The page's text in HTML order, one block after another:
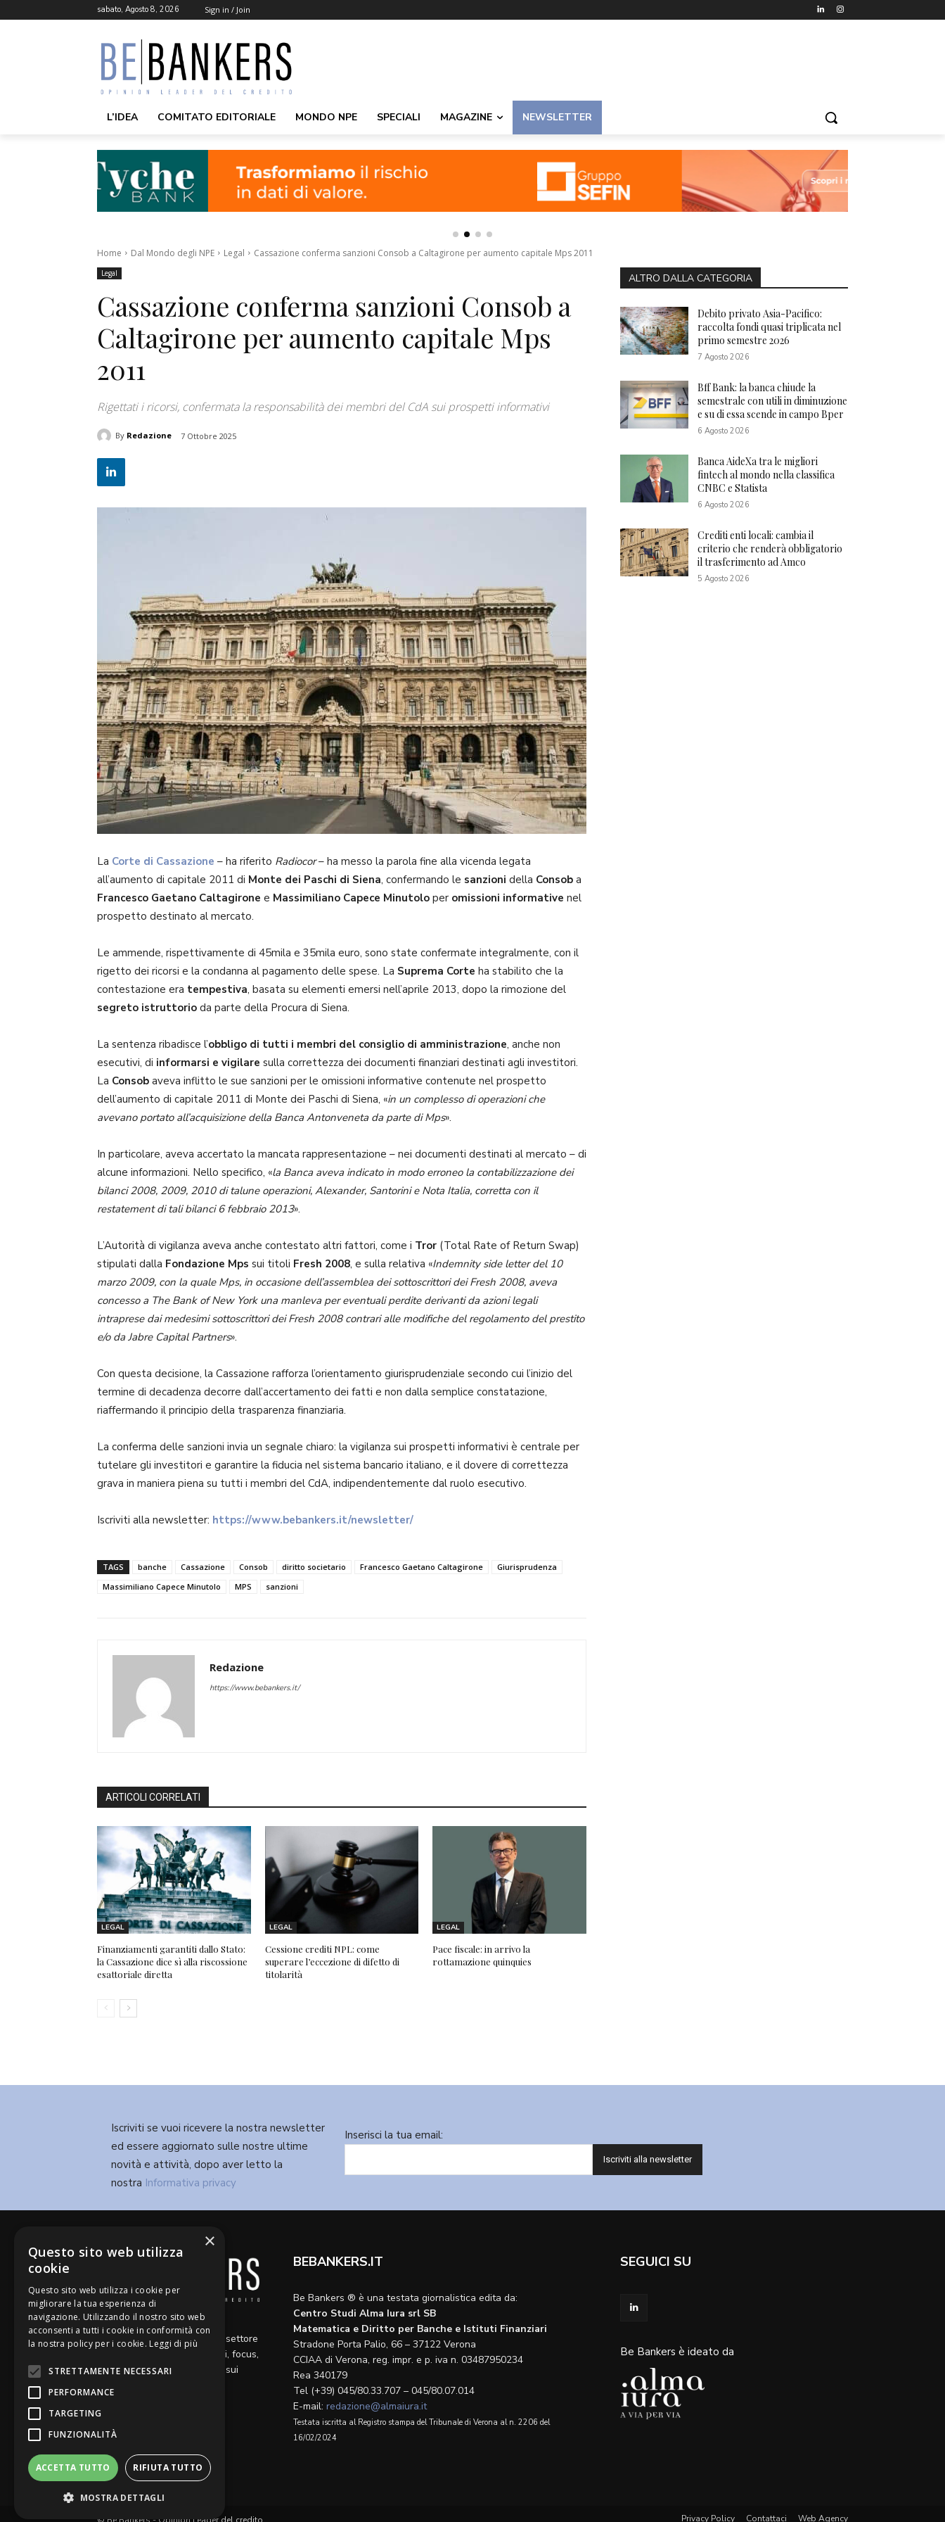
sabato, Agosto 8, 2026 Sign in / Join
L’IDEA COMITATO EDITORIALE MONDO NPE SPECIALI MAGAZINE NEWSLETTER
Home Dal Mondo degli NPE Legal Cassazione conferma sanzioni Consob a Caltagirone per aumento capitale Mps 2011
Legal
Cassazione conferma sanzioni Consob a
Caltagirone per aumento capitale Mps
2011
Rigettati i ricorsi, confermata la responsabilità dei membri del CdA sui prospetti informativi
By Redazione 7 Ottobre 2025
La Corte di Cassazione – ha riferito Radiocor– ha messo la parola fine alla vicenda legata
all’aumento di capitale 2011 di Monte dei Paschi di Siena, confermando le sanzioni della Consob a
Francesco Gaetano Caltagirone e Massimiliano Capece Minutolo per omissioni informative nel
prospetto destinato al mercato.
Le ammende, rispettivamente di 45mila e 35mila euro, sono state confermate integralmente, con il
rigetto dei ricorsi e la condanna al pagamento delle spese. La Suprema Corte ha stabilito che la
contestazione era tempestiva, basata su elementi emersi nell’aprile 2013, dopo la rimozione del
segreto istruttorio da parte della Procura di Siena.
La sentenza ribadisce l’obbligo di tutti i membri del consiglio di amministrazione, anche non
esecutivi, di informarsi e vigilare sulla correttezza dei documenti finanziari destinati agli investitori.
La Consob aveva inflitto le sue sanzioni per le omissioni informative contenute nel prospetto
dell’aumento di capitale 2011 di Monte dei Paschi di Siena, «in un complesso di operazioni che
avevano portato all’acquisizione della Banca Antonveneta da parte di Mps».
In particolare, aveva accertato la mancata rappresentazione – nei documenti destinati al mercato – di
alcune informazioni. Nello specifico, «la Banca aveva indicato in modo erroneo la contabilizzazione dei
bilanci 2008, 2009, 2010 di talune operazioni, Alexander, Santorini e Nota Italia, corretta con il
restatement di tali bilanci 6 febbraio 2013».
L’Autorità di vigilanza aveva anche contestato altri fattori, come i Tror (Total Rate of Return Swap)
stipulati dalla Fondazione Mps sui titoli Fresh 2008, e sulla relativa «Indemnity side letter del 10
marzo 2009, con la quale Mps, in occasione dell’assemblea dei sottoscrittori dei Fresh 2008, aveva
concesso a The Bank of New York una manleva per eventuali perdite derivanti da azioni legali
intraprese dai medesimi sottoscrittori dei Fresh 2008 contrari alle modifiche del regolamento del prestito
e/o da Jabre Capital Partners».
Con questa decisione, la Cassazione rafforza l’orientamento giurisprudenziale secondo cui l’inizio del
termine di decadenza decorre dall’accertamento dei fatti e non dalla semplice constatazione,
riaffermando il principio della trasparenza finanziaria.
La conferma delle sanzioni invia un segnale chiaro: la vigilanza sui prospetti informativi è centrale per
tutelare gli investitori e garantire la fiducia nel sistema bancario italiano, e il dovere di correttezza
grava in maniera piena su tutti i membri del CdA, indipendentemente dal ruolo esecutivo.
Iscriviti alla newsletter: https://www.bebankers.it/newsletter/
TAGS banche Cassazione Consob diritto societario Francesco Gaetano Caltagirone
Giurisprudenza
Massimiliano Capece Minutolo
MPS sanzioni
Redazione
https://www.bebankers.it/
ARTICOLI CORRELATI
LEGAL
Finanziamenti garantiti dallo Stato:
la Cassazione dice sì alla riscossione
esattoriale diretta
LEGAL
Cessione crediti NPL: come
superare l’eccezione di difetto di
titolarità
LEGAL
Pace fiscale: in arrivo la
rottamazione quinquies
ALTRO DALLA CATEGORIA
Debito privato Asia-Pacifico:
raccolta fondi quasi triplicata nel
primo semestre 2026
7 Agosto 2026
Bff Bank: la banca chiude la
semestrale con utili in diminuzione
e su di essa scende in campo Bper
6 Agosto 2026
Banca AideXa tra le migliori
fintech al mondo nella classifica
CNBC e Statista
6 Agosto 2026
Crediti enti locali: cambia il
criterio che renderà obbligatorio
il trasferimento ad Amco
5 Agosto 2026
Iscriviti se vuoi ricevere la nostra newsletter
ed essere aggiornato sulle nostre ultime
novità e attività, dopo aver letto la
nostra Informativa privacy
Inserisci la tua email:
Diamo voce a riflessioni,
aggiornamenti e opinioni sul settore
del credito, ospitando articoli, focus,
approfondimenti e interviste sui
BEBANKERS.IT
Be Bankers ® è una testata giornalistica edita da:
Centro Studi Alma Iura srl SB
Matematica e Diritto per Banche e Istituti Finanziari
Stradone Porta Palio, 66 – 37122 Verona
CCIAA di Verona, reg. impr. e p. iva n. 03487950234
Rea 340179
Tel (+39) 045/80.33.707 – 045/80.07.014
E-mail: redazione@almaiura.it
Testata iscritta al Registro stampa del Tribunale di Verona al n. 2206 del
16/02/2024
SEGUICI SU
Be Bankers è ideato da
© Be Bankers - Opinion Leader del credito Privacy Policy Contattaci Web Agency
×
Questo sito web utilizza
cookie
Questo sito web utilizza i cookie per
migliorare la tua esperienza di
navigazione. Utilizzando il nostro sito web
acconsenti a tutti i cookie in conformità con
la nostra policy per i cookie. Leggi di più
STRETTAMENTE NECESSARI
PERFORMANCE
TARGETING
FUNZIONALITÀ
ACCETTA TUTTO RIFIUTA TUTTO
MOSTRA DETTAGLI